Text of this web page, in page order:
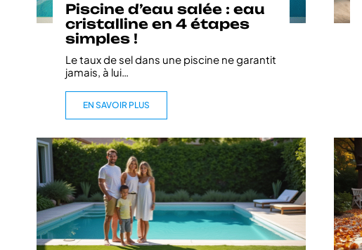
Piscine d’eau salée : eau
cristalline en 4 étapes
simples !
Le taux de sel dans une piscine ne garantit
jamais, à lui…
EN SAVOIR PLUS